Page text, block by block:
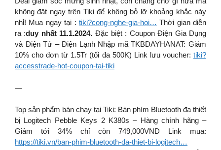
không đặt ngay trên Tiki để không bỏ lỡ khoảng khắc này
nhỉ! Mua ngay tại : tiki?cong-nghe-gia-hoi… Thời gian diễn
ra :duy nhất 11.1.2024. Đặc biệt : Coupon Điện Gia Dụng
và Điện Tử – Điện Lạnh Nhập mã TKBDAYHANAT: Giảm
10% cho đơn từ 1.5Tr (tối đa 500K) Link lưu voucher: tiki?
accesstrade-hot-coupon-tai-tiki
—
Top sản phẩm bán chạy tại Tiki: Bàn phím Bluetooth đa thiết
bị Logitech Pebble Keys 2 K380s – Hàng chính hãng –
Giảm tới 34% chỉ còn 749,000VND Link mua:
https://tiki.vn/ban-phim-bluetooth-da-thiet-bi-logitech…